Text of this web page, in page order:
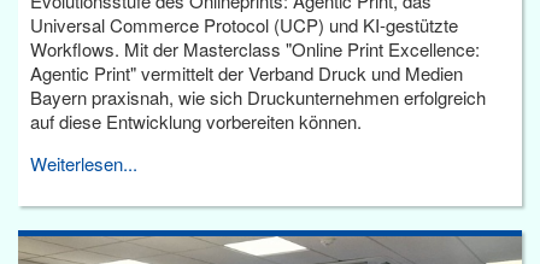
Universal Commerce Protocol (UCP) und KI-gestützte
Workflows. Mit der Masterclass "Online Print Excellence:
Agentic Print" vermittelt der Verband Druck und Medien
Bayern praxisnah, wie sich Druckunternehmen erfolgreich
auf diese Entwicklung vorbereiten können.
Weiterlesen...